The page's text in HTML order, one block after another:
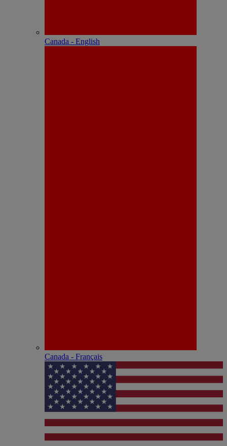
Canada - English
Canada - Français